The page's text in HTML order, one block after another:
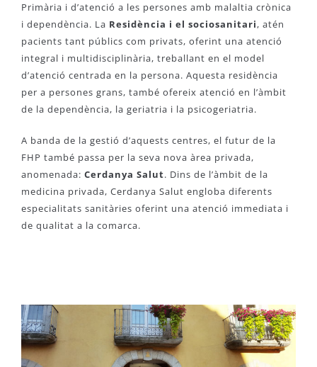
Primària i d’atenció a les persones amb malaltia crònica
i dependència. La Residència i el sociosanitari, atén
pacients tant públics com privats, oferint una atenció
integral i multidisciplinària, treballant en el model
d’atenció centrada en la persona. Aquesta residència
per a persones grans, també ofereix atenció en l’àmbit
de la dependència, la geriatria i la psicogeriatria.
A banda de la gestió d’aquests centres, el futur de la
FHP també passa per la seva nova àrea privada,
anomenada: Cerdanya Salut. Dins de l’àmbit de la
medicina privada, Cerdanya Salut engloba diferents
especialitats sanitàries oferint una atenció immediata i
de qualitat a la comarca.